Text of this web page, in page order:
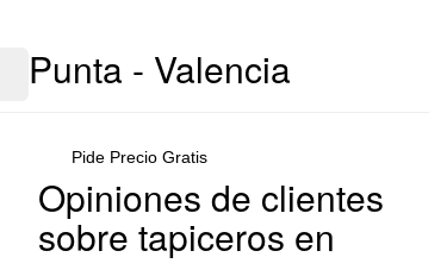
Punta - Valencia
Pide Precio Gratis
Opiniones de clientes
sobre tapiceros en